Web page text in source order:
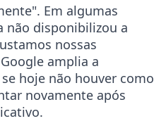
Em algumas
não disponibilizou a
nossas
amplia a
hoje não houver como
novamente após